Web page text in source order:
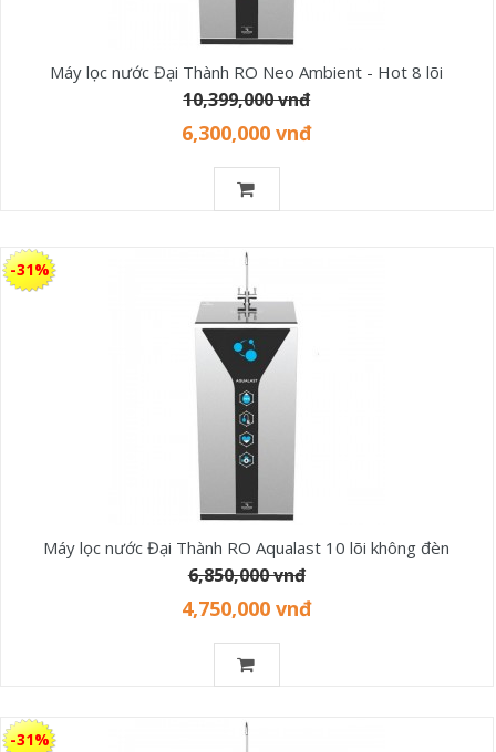
Máy lọc nước Đại Thành RO Neo Ambient - Hot 8 lõi
10,399,000 vnđ
6,300,000 vnđ
Máy lọc nước Đại Thành RO Aqualast 10 lõi không đèn
6,850,000 vnđ
4,750,000 vnđ
-31%
-31%